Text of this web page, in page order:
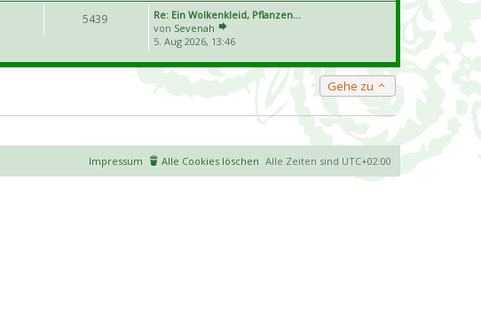
5439
Re: Ein Wolkenkleid, Pflanzen…
von Sevenah
5. Aug 2026, 13:46
Gehe zu
Alle Zeiten sind UTC+02:00
Alle Cookies löschen
Impressum